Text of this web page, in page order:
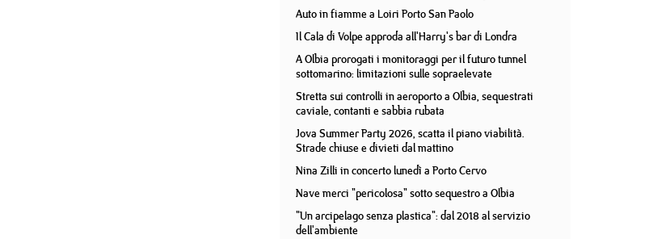
Auto in fiamme a Loiri Porto San Paolo
Il Cala di Volpe approda all'Harry's bar di Londra
A Olbia prorogati i monitoraggi per il futuro tunnel
sottomarino: limitazioni sulle sopraelevate
Stretta sui controlli in aeroporto a Olbia, sequestrati
caviale, contanti e sabbia rubata
Jova Summer Party 2026, scatta il piano viabilità.
Strade chiuse e divieti dal mattino
Nina Zilli in concerto lunedì a Porto Cervo
Nave merci "pericolosa" sotto sequestro a Olbia
"Un arcipelago senza plastica": dal 2018 al servizio
dell'ambiente